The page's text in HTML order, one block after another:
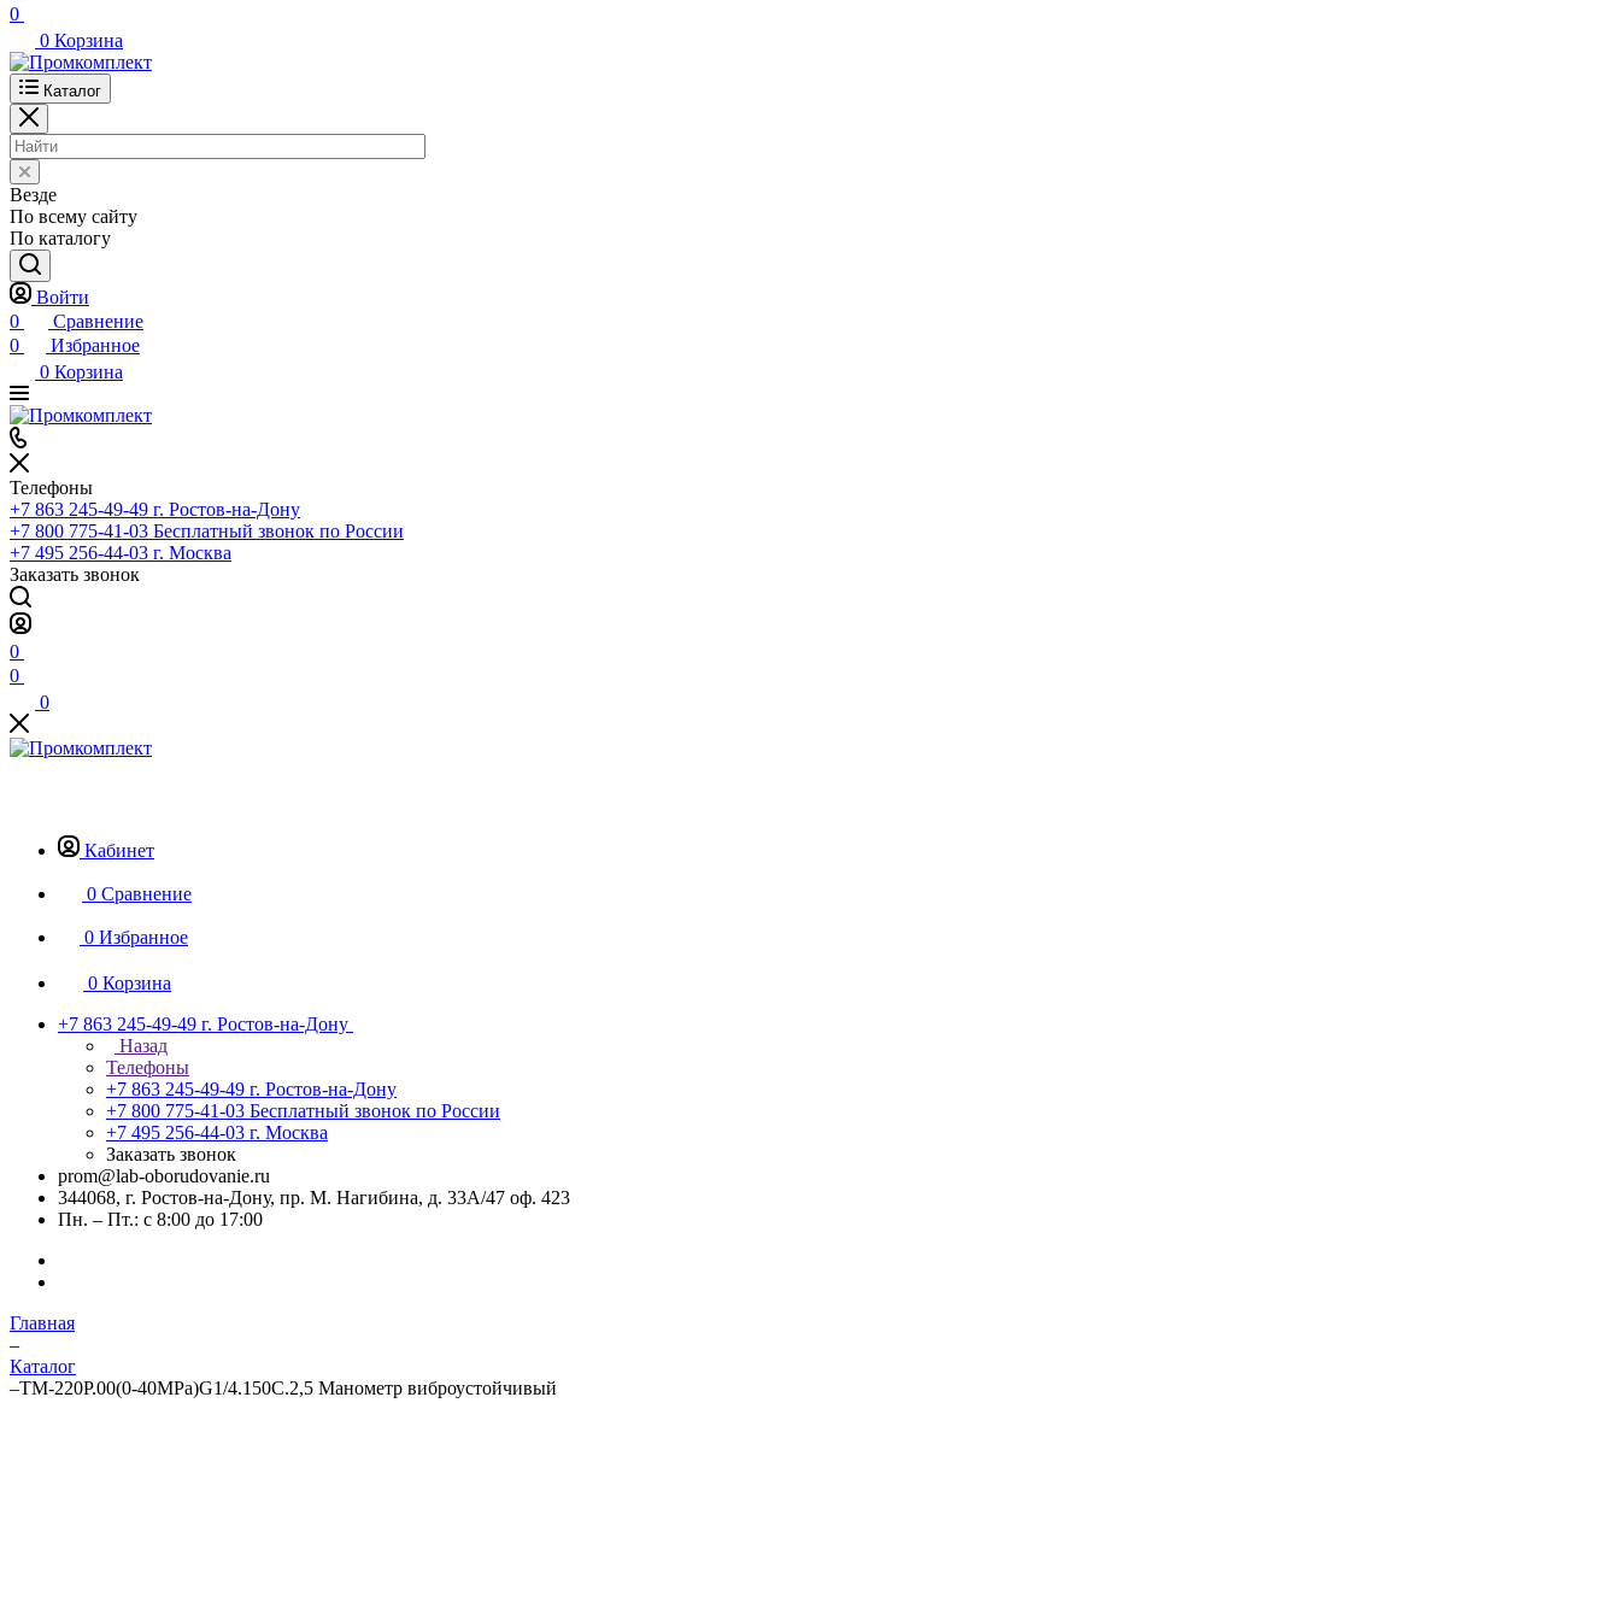
0
0 Корзина
Каталог
Везде
По всему сайту
По каталогу
Войти
0
Сравнение
0
Избранное
0 Корзина
Телефоны
+7 863 245-49-49 г. Ростов-на-Дону
+7 800 775-41-03 Бесплатный звонок по России
+7 495 256-44-03 г. Москва
Заказать звонок
0
0
0
Кабинет
0 Сравнение
0 Избранное
0 Корзина
+7 863 245-49-49 г. Ростов-на-Дону
Назад
Телефоны
+7 863 245-49-49 г. Ростов-на-Дону
+7 800 775-41-03 Бесплатный звонок по России
+7 495 256-44-03 г. Москва
Заказать звонок
prom@lab-oborudovanie.ru
344068, г. Ростов-на-Дону, пр. М. Нагибина, д. 33А/47 оф. 423
Пн. – Пт.: с 8:00 до 17:00
Главная
–
Каталог
–ТМ-220Р.00(0-40MPa)G1/4.150C.2,5 Манометр виброустойчивый